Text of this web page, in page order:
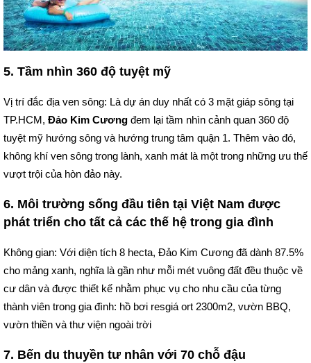
5. Tầm nhìn 360 độ tuyệt mỹ
Vị trí đắc địa ven sông: Là dự án duy nhất có 3 mặt giáp sông tại
TP.HCM, Đảo Kim Cương đem lại tầm nhìn cảnh quan 360 độ
tuyệt mỹ hướng sông và hướng trung tâm quận 1. Thêm vào đó,
không khí ven sông trong lành, xanh mát là một trong những ưu thế
vượt trội của hòn đảo này.
6. Môi trường sống đầu tiên tại Việt Nam được
phát triển cho tất cả các thế hệ trong gia đình
Không gian: Với diện tích 8 hecta, Đảo Kim Cương đã dành 87.5%
cho mảng xanh, nghĩa là gần như mỗi mét vuông đất đều thuộc về
cư dân và được thiết kế nhằm phục vụ cho nhu cầu của từng
thành viên trong gia đình: hồ bơi resgiá ort 2300m2, vườn BBQ,
vườn thiền và thư viện ngoài trời
7. Bến du thuyền tư nhân với 70 chỗ đậu